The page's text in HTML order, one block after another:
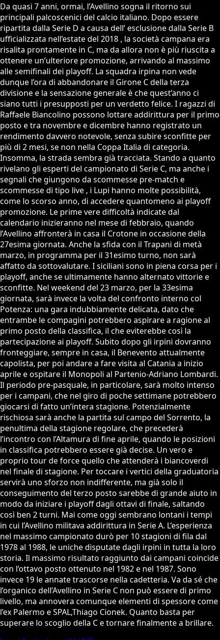
Da quasi 7 anni, ormai, l’Avellino sogna il ritorno sui
principali palcoscenici del calcio italiano. Dopo essere
ripartita dalla Serie D a causa dell’ esclusione dalla Serie B
ufficializzata nell’estate del 2018 , la società campana era
risalita prontamente in C, ma da allora non è più riuscita a
ottenere un’ulteriore promozione, arrivando al massimo
alle semifinali dei playoff. La squadra irpina non vede
dunque l’ora di abbandonare il Girone C della terza
divisione e la sensazione generale è che quest’anno ci
siano tutti i presupposti per un verdetto felice. I ragazzi di
Raffaele Biancolino possono lottare addirittura per il primo
posto e tra novembre e dicembre hanno registrato un
rendimento davvero notevole, senza subire sconfitte per
più di 2 mesi, se non nella Coppa Italia di categoria.
Insomma, la strada sembra già tracciata. Stando a quanto
rivelano gli esperti del campionato di Serie C, ma anche i
segnali che giungono da scommesse pre-match e
scommesse di tipo live , i Lupi hanno molte possibilità,
come lo scorso anno, di accedere quantomeno ai playoff
promozione. Le prime vere difficoltà indicate dal
calendario inizieranno nel mese di febbraio, quando
l’Avellino affronterà in casa il Crotone in occasione della
27esima giornata. Anche la sfida con il Trapani di metà
marzo, in programma per il 31esimo turno, non sarà
affatto da sottovalutare. I siciliani sono in piena corsa per i
playoff, anche se ultimamente hanno alternato vittorie e
sconfitte. Nel weekend del 23 marzo, per la 33esima
giornata, sarà invece la volta del confronto interno col
Potenza: una gara indubbiamente delicata, dato che
entrambe le compagini potrebbero aspirare a ragione al
primo posto della classifica, il che eviterebbe così la
partecipazione ai playoff. Subito dopo gli irpini dovranno
fronteggiare, sempre in casa, il Benevento attualmente
capolista, per poi andare a fare visita al Catania a inizio
aprile e ospitare il Monopoli al Partenio-Adriano Lombardi.
Il periodo pre-pasquale, in particolare, sarà molto intenso
per i campani, che nel giro di poche settimane potrebbero
giocarsi di fatto un’intera stagione. Potenzialmente
rischiosa sarà anche la partita sul campo del Sorrento, la
penultima della stagione regolare, che precederà
l’incontro con l’Altamura di fine aprile, quando le posizioni
in classifica potrebbero essere già decise. Un vero e
proprio tour de force quello che attenderà i biancoverdi
nel finale di stagione. Per toccare i vertici della graduatoria
servirà uno sforzo non indifferente, ma già solo il
conseguimento del terzo posto sarebbe di grande aiuto in
modo da iniziare i playoff dagli ottavi di finale, saltando
così ben 2 turni. Mai come oggi sembrano lontani i tempi
in cui l’Avellino militava addirittura in Serie A. L’esperienza
nel massimo campionato durò per 10 stagioni di fila dal
1978 al 1988, le uniche disputate dagli irpini in tutta la loro
storia. Il massimo risultato raggiunto dai campani coincide
con l’ottavo posto ottenuto nel 1982 e nel 1987. Sono
invece 19 le annate trascorse nella cadetteria. Va da sé che
l’organico dell’Avellino in Serie C non può essere di primo
livello, ma annovera comunque elementi di spessore come
l’ex Palermo e SPAL,Thiago Cionek. Quanto basta per
superare lo scoglio della C e tornare finalmente a brillare.